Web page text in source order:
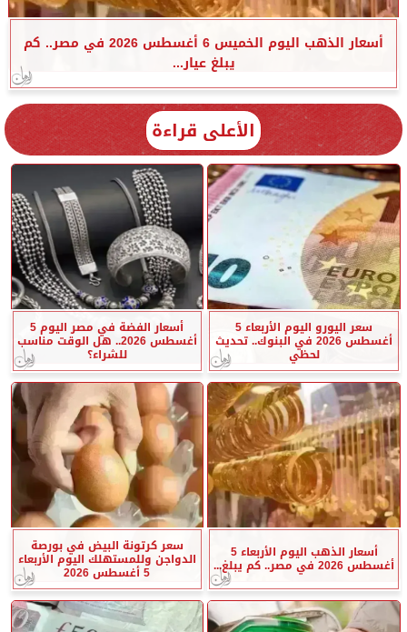
أسعار الذهب اليوم الخميس 6 أغسطس 2026 في مصر.. كم
يبلغ عيار...
الأعلى قراءة
سعر اليورو اليوم الأربعاء 5
أغسطس 2026 في البنوك.. تحديث
لحظي
أسعار الفضة في مصر اليوم 5
أغسطس 2026.. هل الوقت مناسب
للشراء؟
أسعار الذهب اليوم الأربعاء 5
أغسطس 2026 في مصر.. كم يبلغ...
سعر كرتونة البيض في بورصة
الدواجن وللمستهلك اليوم الأربعاء
5 أغسطس 2026